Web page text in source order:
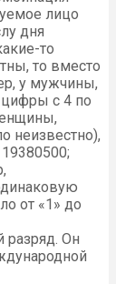
лицо
дня
то
то вместо
у мужчины,
цифры с 4 по
неизвестно),
от «1» до
разряд. Он